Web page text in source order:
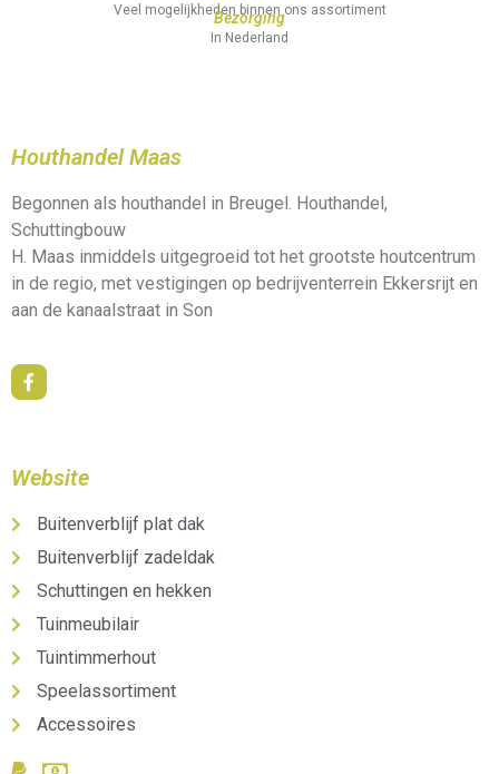
Veel mogelijkheden binnen ons assortiment
Bezorging
In Nederland
Houthandel Maas
Begonnen als houthandel in Breugel. Houthandel,
Schuttingbouw
H. Maas inmiddels uitgegroeid tot het grootste houtcentrum
in de regio, met vestigingen op bedrijventerrein Ekkersrijt en
aan de kanaalstraat in Son
Website
Buitenverblijf plat dak
Buitenverblijf zadeldak
Schuttingen en hekken
Tuinmeubilair
Tuintimmerhout
Speelassortiment
Accessoires